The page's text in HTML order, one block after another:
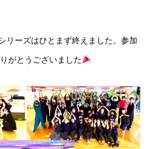
ル
リーズはひとまず終えました。参加
がとうございました